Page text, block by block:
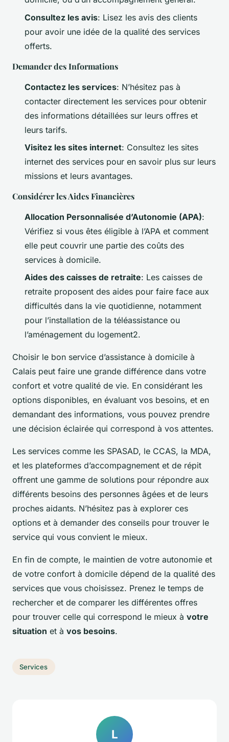
Consultez les avis: Lisez les avis des clients
pour avoir une idée de la qualité des services
offerts.
Demander des Informations
Contactez les services: N’hésitez pas à
contacter directement les services pour obtenir
des informations détaillées sur leurs offres et
leurs tarifs.
Visitez les sites internet: Consultez les sites
internet des services pour en savoir plus sur leurs
missions et leurs avantages.
Considérer les Aides Financières
Allocation Personnalisée d’Autonomie (APA):
Vérifiez si vous êtes éligible à l’APA et comment
elle peut couvrir une partie des coûts des
services à domicile.
Aides des caisses de retraite: Les caisses de
retraite proposent des aides pour faire face aux
difficultés dans la vie quotidienne, notamment
pour l’installation de la téléassistance ou
l’aménagement du logement2.
Choisir le bon service d’assistance à domicile à
Calais peut faire une grande différence dans votre
confort et votre qualité de vie. En considérant les
options disponibles, en évaluant vos besoins, et en
demandant des informations, vous pouvez prendre
une décision éclairée qui correspond à vos attentes.
Les services comme les SPASAD, le CCAS, la MDA,
et les plateformes d’accompagnement et de répit
offrent une gamme de solutions pour répondre aux
différents besoins des personnes âgées et de leurs
proches aidants. N’hésitez pas à explorer ces
options et à demander des conseils pour trouver le
service qui vous convient le mieux.
En fin de compte, le maintien de votre autonomie et
de votre confort à domicile dépend de la qualité des
services que vous choisissez. Prenez le temps de
rechercher et de comparer les différentes offres
pour trouver celle qui correspond le mieux à votre
situation et à vos besoins.
Services
L